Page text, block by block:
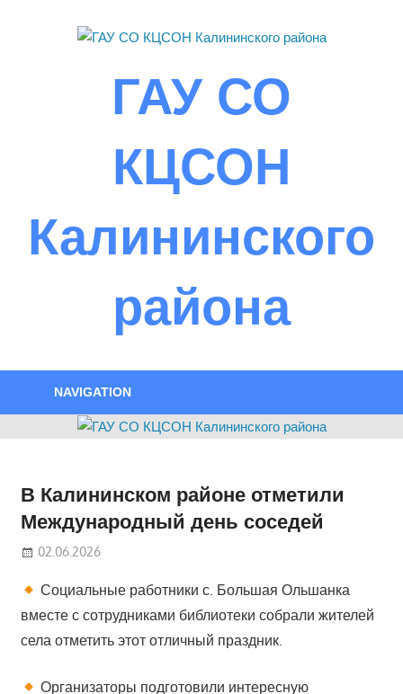
ГАУ СО
КЦСОН
Калининского
района
NAVIGATION
В Калининском районе отметили
Международный день соседей
02.06.2026
Социальные работники с. Большая Ольшанка
вместе с сотрудниками библиотеки собрали жителей
села отметить этот отличный праздник.
Организаторы подготовили интересную